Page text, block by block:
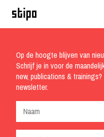
Op de hoogte blijven van
Schrijf je in voor de
new, publications &
newsletter.